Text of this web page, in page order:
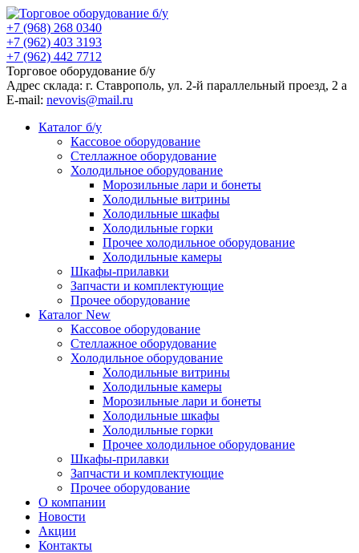
+7 (968) 268 0340
+7 (962) 403 3193
+7 (962) 442 7712
Торговое оборудование б/у
Адрес склада: г. Ставрополь, ул. 2-й параллельный проезд, 2 a
E-mail: nevovis@mail.ru
Каталог б/у
Кассовое оборудование
Стеллажное оборудование
Холодильное оборудование
Морозильные лари и бонеты
Холодильные витрины
Холодильные шкафы
Холодильные горки
Прочее холодильное оборудование
Холодильные камеры
Шкафы-прилавки
Запчасти и комплектующие
Прочее оборудование
Каталог New
Кассовое оборудование
Стеллажное оборудование
Холодильное оборудование
Холодильные витрины
Холодильные камеры
Морозильные лари и бонеты
Холодильные шкафы
Холодильные горки
Прочее холодильное оборудование
Шкафы-прилавки
Запчасти и комплектующие
Прочее оборудование
О компании
Новости
Акции
Контакты